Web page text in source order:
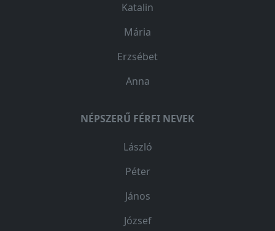
Katalin
Mária
Erzsébet
Anna
NÉPSZERŰ FÉRFI NEVEK
László
Péter
János
József